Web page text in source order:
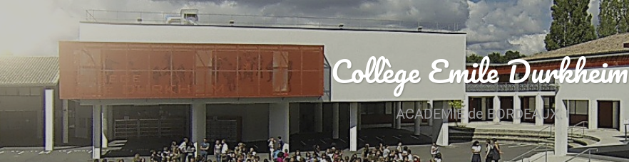
Collège Emile Durkheim
ACADEMIE de BORDEAUX.